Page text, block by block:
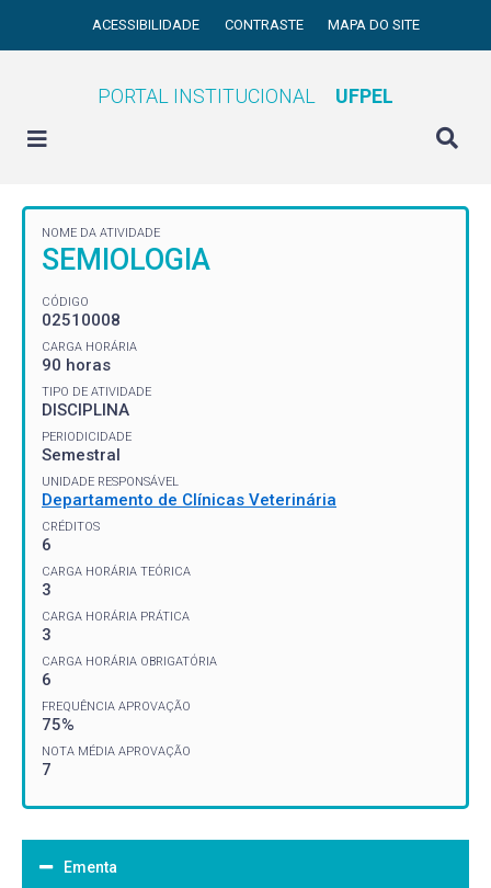
ACESSIBILIDADE CONTRASTE MAPA DO SITE
PORTAL INSTITUCIONAL UFPEL
NOME DA ATIVIDADE
SEMIOLOGIA
CÓDIGO
02510008
CARGA HORÁRIA
90 horas
TIPO DE ATIVIDADE
DISCIPLINA
PERIODICIDADE
Semestral
UNIDADE RESPONSÁVEL
Departamento de Clínicas Veterinária
CRÉDITOS
6
CARGA HORÁRIA TEÓRICA
3
CARGA HORÁRIA PRÁTICA
3
CARGA HORÁRIA OBRIGATÓRIA
6
FREQUÊNCIA APROVAÇÃO
75%
NOTA MÉDIA APROVAÇÃO
7
Ementa